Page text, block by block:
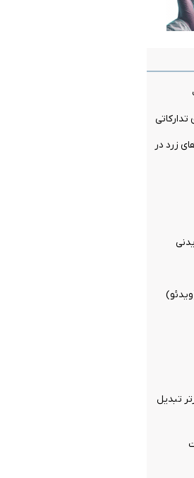
زرد در
تبدیل